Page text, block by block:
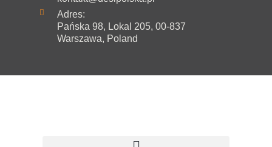
Adres:
Pańska 98, Lokal 205, 00-837
Warszawa, Poland